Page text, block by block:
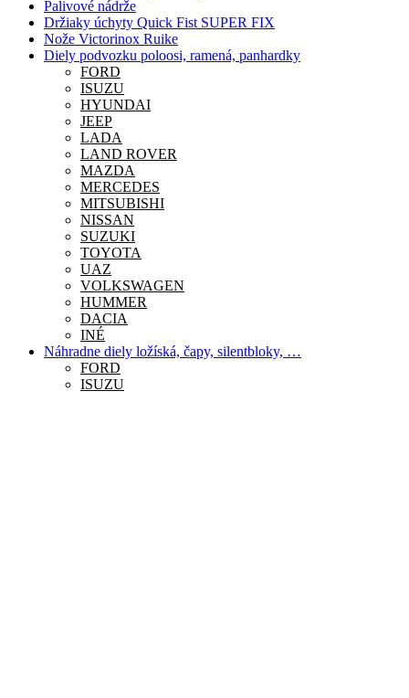
Palivové nádrže
Držiaky úchyty Quick Fist SUPER FIX
Nože Victorinox Ruike
Diely podvozku poloosi, ramená, panhardky
FORD
ISUZU
HYUNDAI
JEEP
LADA
LAND ROVER
MAZDA
MERCEDES
MITSUBISHI
NISSAN
SUZUKI
TOYOTA
UAZ
VOLKSWAGEN
HUMMER
DACIA
INÉ
Náhradne diely ložíská, čapy, silentbloky, …
FORD
ISUZU